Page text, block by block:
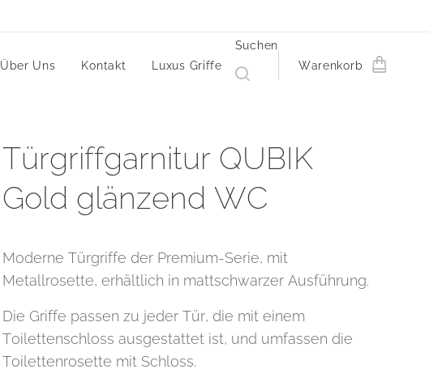
Über Uns Kontakt Luxus Griffe
Suchen
Warenkorb
Türgriffgarnitur QUBIK
Gold glänzend WC
Moderne Türgriffe der Premium-Serie, mit
Metallrosette, erhältlich in mattschwarzer Ausführung.
Die Griffe passen zu jeder Tür, die mit einem
Toilettenschloss ausgestattet ist, und umfassen die
Toilettenrosette mit Schloss.